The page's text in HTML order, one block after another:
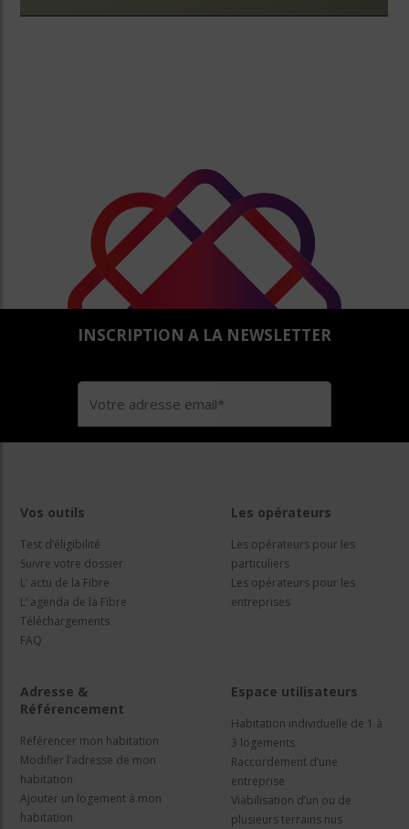
INSCRIPTION A LA NEWSLETTER
Vos outils
Test d’éligibilité
Suivre votre dossier
L’ actu de la Fibre
L’ agenda de la Fibre
Téléchargements
FAQ
Les opérateurs
Les opérateurs pour les
particuliers
Les opérateurs pour les
entreprises
Adresse &
Référencement
Référencer mon habitation
Modifier l’adresse de mon
habitation
Ajouter un logement à mon
habitation
Espace utilisateurs
Habitation individuelle de 1 à
3 logements
Raccordement d’une
entreprise
Viabilisation d’un ou de
plusieurs terrains nus